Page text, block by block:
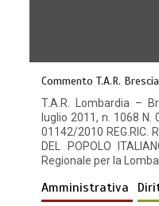
Commento T.A.R.
T.A.R. Lombardia –
luglio 2011, n. 1068 N.
01142/2010 REG.RIC.
DEL POPOLO
Regionale per la
Amministrativa